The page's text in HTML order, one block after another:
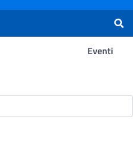
Eventi
-